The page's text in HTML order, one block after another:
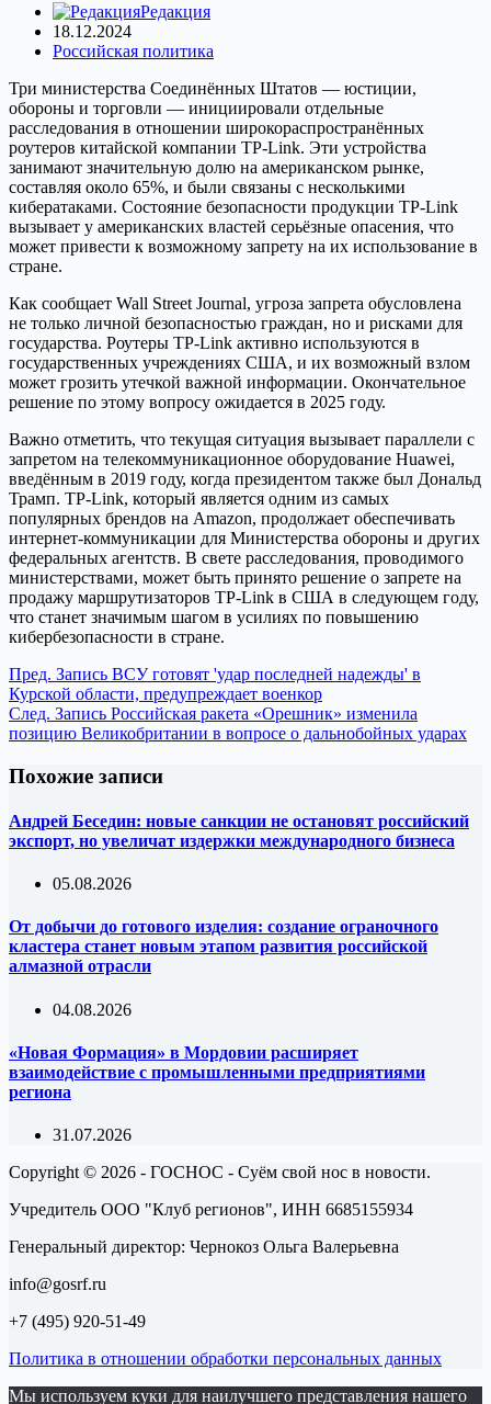
Редакция
18.12.2024
Российская политика
Три министерства Соединённых Штатов — юстиции,
обороны и торговли — инициировали отдельные
расследования в отношении широкораспространённых
роутеров китайской компании TP-Link. Эти устройства
занимают значительную долю на американском рынке,
составляя около 65%, и были связаны с несколькими
кибератаками. Состояние безопасности продукции TP-Link
вызывает у американских властей серьёзные опасения, что
может привести к возможному запрету на их использование в
стране.
Как сообщает Wall Street Journal, угроза запрета обусловлена
не только личной безопасностью граждан, но и рисками для
государства. Роутеры TP-Link активно используются в
государственных учреждениях США, и их возможный взлом
может грозить утечкой важной информации. Окончательное
решение по этому вопросу ожидается в 2025 году.
Важно отметить, что текущая ситуация вызывает параллели с
запретом на телекоммуникационное оборудование Huawei,
введённым в 2019 году, когда президентом также был Дональд
Трамп. TP-Link, который является одним из самых
популярных брендов на Amazon, продолжает обеспечивать
интернет-коммуникации для Министерства обороны и других
федеральных агентств. В свете расследования, проводимого
министерствами, может быть принято решение о запрете на
продажу маршрутизаторов TP-Link в США в следующем году,
что станет значимым шагом в усилиях по повышению
кибербезопасности в стране.
Пред. Запись ВСУ готовят 'удар последней надежды' в
Курской области, предупреждает военкор
След. Запись Российская ракета «Орешник» изменила
позицию Великобритании в вопросе о дальнобойных ударах
Похожие записи
Андрей Беседин: новые санкции не остановят российский
экспорт, но увеличат издержки международного бизнеса
05.08.2026
От добычи до готового изделия: создание ограночного
кластера станет новым этапом развития российской
алмазной отрасли
04.08.2026
«Новая Формация» в Мордовии расширяет
взаимодействие с промышленными предприятиями
региона
31.07.2026
Copyright © 2026 - ГОСНОС - Суём свой нос в новости.
Учредитель ООО "Клуб регионов", ИНН 6685155934
Генеральный директор: Чернокоз Ольга Валерьевна
info@gosrf.ru
+7 (495) 920-51-49
Политика в отношении обработки персональных данных
Мы используем куки для наилучшего представления нашего